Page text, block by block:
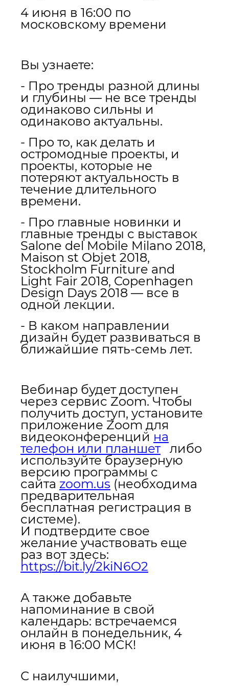
4 июня в 16:00 по
московскому времени
Вы узнаете:
- Про тренды разной длины
и глубины — не все тренды
одинаково сильны и
одинаково актуальны.
- Про то, как делать и
остромодные проекты, и
проекты, которые не
потеряют актуальность в
течение длительного
времени.
- Про главные новинки и
главные тренды с выставок
Salone del Mobile Milano 2018,
Maison st Objet 2018,
Stockholm Furniture and
Light Fair 2018, Copenhagen
Design Days 2018 — все в
одной лекции.
- В каком направлении
дизайн будет развиваться в
ближайшие пять-семь лет.
Вебинар будет доступен
через сервис Zoom.Чтобы
получить доступ, установите
приложение Zoom для
видеоконференций на
телефон или планшетлибо
используйте браузерную
версию программы с
сайта zoom.us (необходима
предварительная
бесплатная регистрация в
системе).
И подтвердите свое
желание участвовать еще
раз вот здесь:
https://bit.ly/2kiN6O2
А также добавьте
напоминание в свой
календарь: встречаемся
онлайн в понедельник, 4
июня в 16:00 МСК!
С наилучшими,